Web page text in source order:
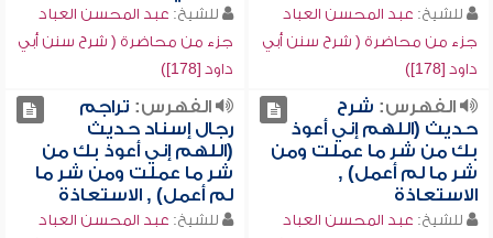
للشيخ: عبد المحسن العباد
جزء من محاضرة ( شرح سنن أبي
داود [178])
للشيخ: عبد المحسن العباد
جزء من محاضرة ( شرح سنن أبي
داود [178])
الفهرس: شرح
حديث (اللهم إني أعوذ
بك من شر ما عملت ومن
شر ما لم أعمل) ,
الاستعاذة
للشيخ: عبد المحسن العباد
الفهرس: تراجم
رجال إسناد حديث
(اللهم إني أعوذ بك من
شر ما عملت ومن شر ما
لم أعمل) , الاستعاذة
للشيخ: عبد المحسن العباد